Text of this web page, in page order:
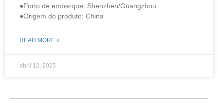
●Porto de embarque: Shenzhen/Guangzhou
●Origem do produto: China
READ MORE »
abril 12, 2025